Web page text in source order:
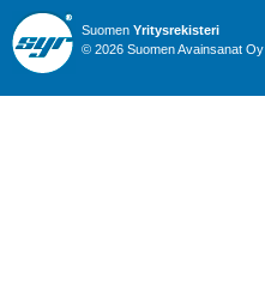
Suomen Yritysrekisteri
© 2026 Suomen Avainsanat Oy